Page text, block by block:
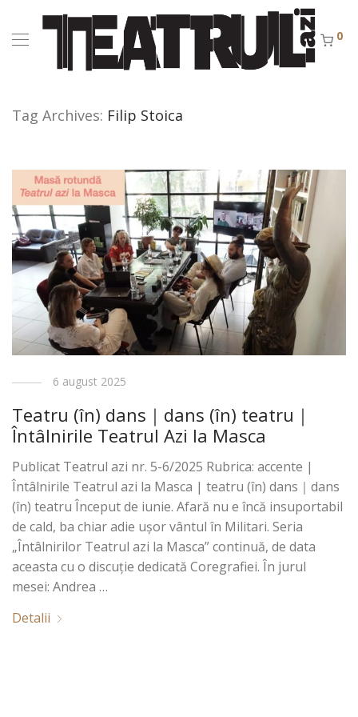
0
Tag Archives: Filip Stoica
6 august 2025
Teatru (în) dans｜dans (în) teatru｜
Întâlnirile Teatrul Azi la Masca
Publicat Teatrul azi nr. 5-6/2025 Rubrica: accente |
Întâlnirile Teatrul azi la Masca | teatru (în) dans｜dans
(în) teatru Început de iunie. Afară nu e încă insuportabil
de cald, ba chiar adie ușor vântul în Militari. Seria
„Întâlnirilor Teatrul azi la Masca” continuă, de data
aceasta cu o discuție dedicată Coregrafiei. În jurul
mesei: Andrea …
Detalii